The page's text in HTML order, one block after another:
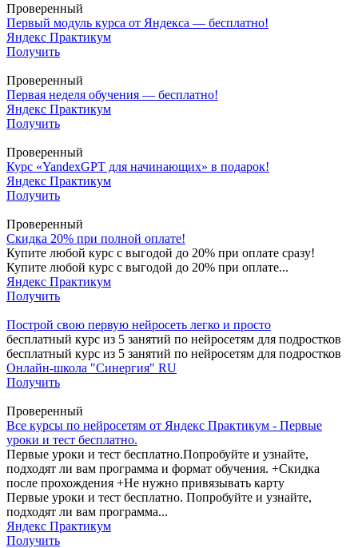
Проверенный
Первый модуль курса от Яндекса — бесплатно!
Яндекс Практикум
Получить
Проверенный
Первая неделя обучения — бесплатно!
Яндекс Практикум
Получить
Проверенный
Курс «YandexGPT для начинающих» в подарок!
Яндекс Практикум
Получить
Проверенный
Скидка 20% при полной оплате!
Купите любой курс с выгодой до 20% при оплате сразу!
Купите любой курс с выгодой до 20% при оплате...
Яндекс Практикум
Получить
Построй свою первую нейросеть легко и просто
бесплатный курс из 5 занятий по нейросетям для подростков
бесплатный курс из 5 занятий по нейросетям для подростков
Онлайн-школа "Синергия" RU
Получить
Проверенный
Все курсы по нейросетям от Яндекс Практикум - Первые
уроки и тест бесплатно.
Первые уроки и тест бесплатно. ​​​​​​​Попробуйте и узнайте,
подходят ли вам программа и формат обучения. +Скидка
после прохождения +Не нужно привязывать карту
Первые уроки и тест бесплатно. ​​​​​​​Попробуйте и узнайте,
подходят ли вам программа...
Яндекс Практикум
Получить